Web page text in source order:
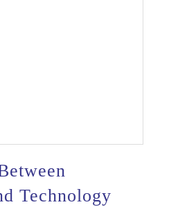
Technology